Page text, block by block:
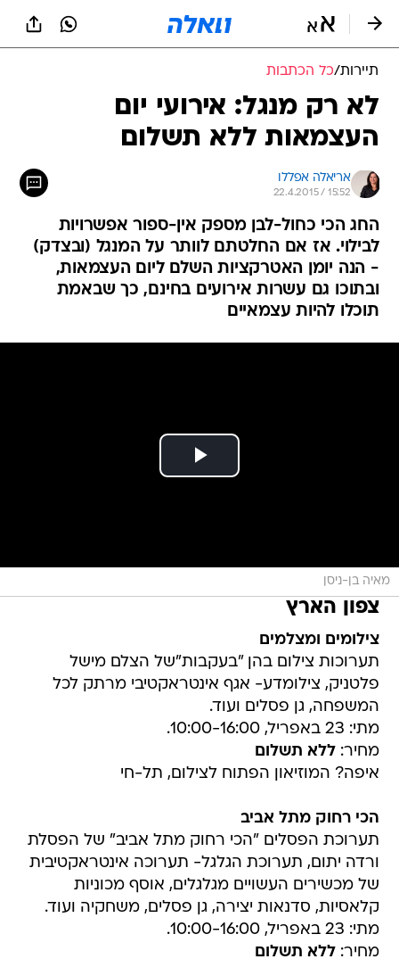
תיירות/כל הכתבות
לא רק מנגל: אירועי יום
העצמאות ללא תשלום
אריאלה אפללו
22.4.2015 / 15:52
החג הכי כחול-לבן מספק אין-ספור אפשרויות
לבילוי. אז אם החלטתם לוותר על המנגל (ובצדק)
- הנה יומן האטרקציות השלם ליום העצמאות,
ובתוכו גם עשרות אירועים בחינם, כך שבאמת
תוכלו להיות עצמאיים
מאיה בן-ניסן
צפון הארץ
צילומים ומצלמים
תערוכות צילום בהן "בעקבות"של הצלם מישל
פלטניק, צילומדע- אגף אינטראקטיבי מרתק לכל
המשפחה, גן פסלים ועוד.
מתי: 23 באפריל, 10:00-16:00.
מחיר:ללא תשלום
איפה? המוזיאון הפתוח לצילום, תל-חי
הכי רחוק מתל אביב
תערוכת הפסלים "הכי רחוק מתל אביב" של הפסלת
ורדה יתום, תערוכת הגלגל- תערוכה אינטראקטיבית
של מכשירים העשויים מגלגלים, אוסף מכוניות
קלאסיות, סדנאות יצירה, גן פסלים, משחקיה ועוד.
מתי: 23 באפריל, 10:00-16:00.
מחיר:ללא תשלום